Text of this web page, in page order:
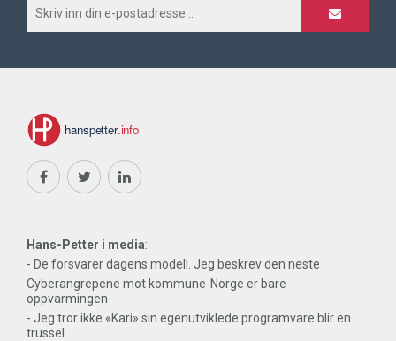
Hans-Petter i media:
- De forsvarer dagens modell. Jeg beskrev den neste
Cyberangrepene mot kommune-Norge er bare
oppvarmingen
- Jeg tror ikke «Kari» sin egenutviklede programvare blir en
trussel